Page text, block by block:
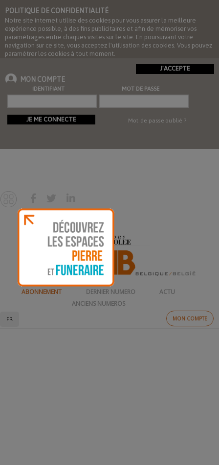
POLITIQUE DE CONFIDENTIALITÉ
Notre site internet utilise des cookies pour vous assurer la meilleure
expérience possible, à des fins publicitaires et afin de mémoriser vos
paramétrages entre chaques visites sur le site. En poursuivant votre
navigation sur ce site, vous acceptez l'utilisation des cookies. Vous pouvez
paramétrer les cookies à tout moment.
J'ACCEPTE
MON COMPTE
IDENTIFIANT MOT DE PASSE
JE ME CONNECTE Mot de passe oublié ?
MON COMPTE
FR
ABONNEMENT DERNIER NUMERO
ACTU
ANCIENS NUMEROS